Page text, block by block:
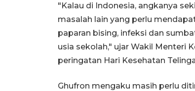
"Kalau di Indonesia, angkanya
masalah lain yang perlu
paparan bising, infeksi dan
usia sekolah," ujar Wakil Menteri
peringatan Hari Kesehatan
Ghufron mengaku masih perlu